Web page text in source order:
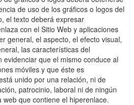
de uso de los gráficos o logos del
el texto deberá expresar
con el Sitio Web y aplicaciones
general, el aspecto, el efecto visual,
las características del
evidenciar que el mismo conduce al
móviles y que éste es
unido por una relación, ni de
patrocinio, laboral ni de ningún
que contiene el hiperenlace.